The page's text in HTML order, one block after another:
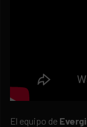
El equipo de